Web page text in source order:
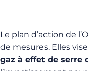
Le plan d’action de
de mesures. Elles
gaz à effet de serre